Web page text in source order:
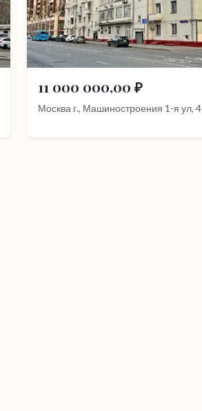
11 000 000,00 ₽
Москва г., Машиностроения 1-я ул, 4